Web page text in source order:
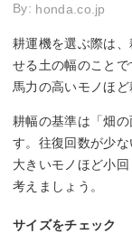
By: honda.co.jp
耕運機を選ぶ際は
せる土の幅のことで
馬力の高いモノほど
耕幅の基準は「畑
す。往復回数が少
大きいモノほど小
考えましょう。
サイズをチェック